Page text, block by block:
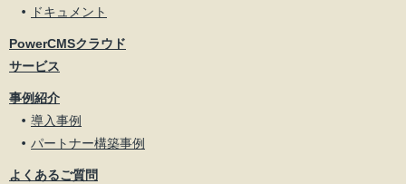
ドキュメント
PowerCMSクラウド
サービス
事例紹介
導入事例
パートナー構築事例
よくあるご質問